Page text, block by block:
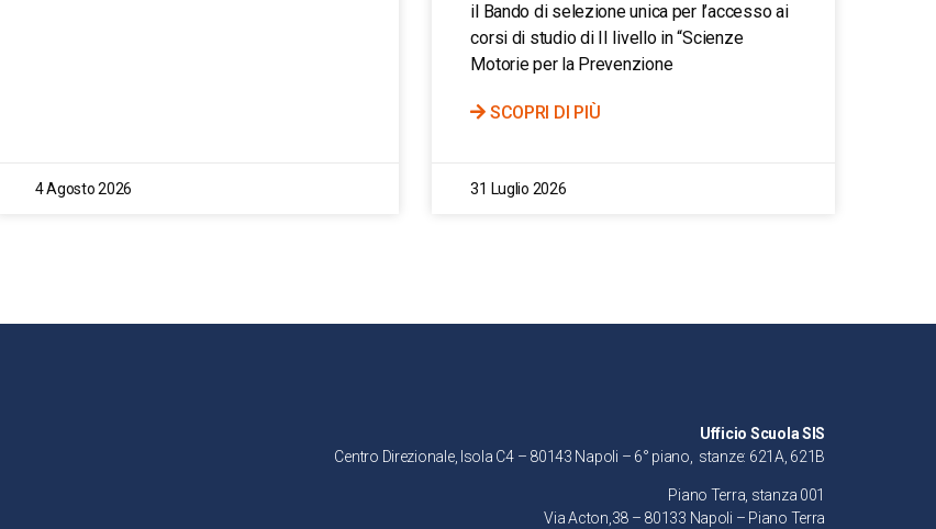
4 Agosto 2026
il Bando di selezione unica per l’accesso ai
corsi di studio di II livello in “Scienze
Motorie per la Prevenzione
SCOPRI DI PIÙ
31 Luglio 2026
Ufficio Scuola SIS
Centro Direzionale, Isola C4 – 80143 Napoli – 6° piano, stanze: 621A, 621B
Piano Terra, stanza 001
Via Acton,38 – 80133 Napoli – Piano Terra